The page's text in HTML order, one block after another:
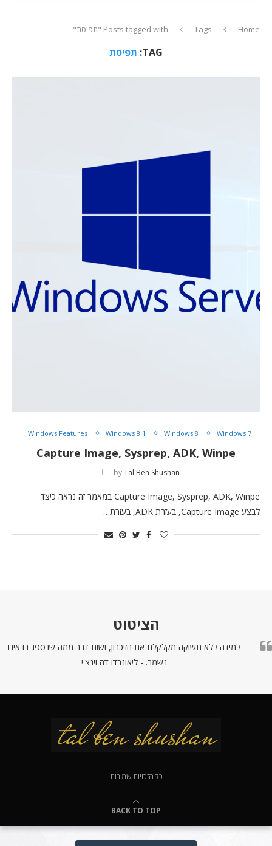
Home
Tags Posts tagged with "תפיסת"
TAG: תפיסת
Windows 7
Windows 8
Windows 8.1
Windows Features
Capture Image, Sysprep, ADK, Winpe
byTal Ben Shushan
Capture Image, Sysprep, ADK, Winpe במאמר זה נראה כיצד
לבצע Capture Image, בעזרת ADK, בעזרת…
הציטוט
למידה ללא תשוקה מקלקלת את הזיכרון, ושום-דבר ממה שנספג בו אינו
נשמר. - ליאונרדו דה וינצ'י
כל הזכויות שמורות
BACK TO TOP